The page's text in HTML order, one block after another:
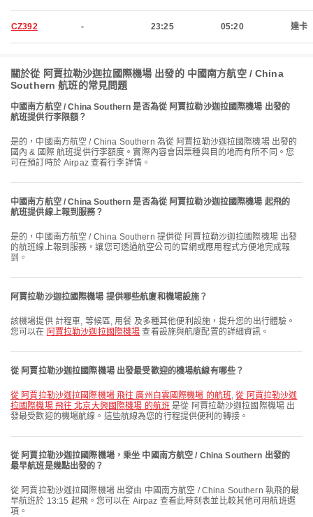
CZ392 - 23:25 05:20 達卡
關於從 阿賈拉勒沙迦拉國際機場 出發的 中國南方航空 / China
Southern 航班的常見問題
中國南方航空 / China Southern 是否為從 阿賈拉勒沙迦拉國際機場 出發的
航班提供行李限額？
是的，中國南方航空 / China Southern 為從 阿賈拉勒沙迦拉國際機場 出發的
國內 & 國際 航班提供行李額度。實際內容會因票種與目的地而有所不同。您
可在預訂時於 Airpaz 查看行李詳情。
中國南方航空 / China Southern 是否為從 阿賈拉勒沙迦拉國際機場 起飛的
航班提供線上報到服務？
是的，中國南方航空 / China Southern 提供從 阿賈拉勒沙迦拉國際機場 出發
的航班線上報到服務，讓您可透過航空公司的官網或應用程式方便地完成報
到。
阿賈拉勒沙迦拉國際機場 提供哪些航廈和機場設施？
該機場提供 計程車, 等候區, 用餐 及多種其他便利設施，提升您的出行體驗。
您可以在 阿賈拉勒沙迦拉國際機場 查看設施與航廈配置的詳細資訊。
從 阿賈拉勒沙迦拉國際機場 出發最受歡迎的機場航線有哪些？
從 阿賈拉勒沙迦拉國際機場 飛往 廣州白雲國際機場 的航班,從 阿賈拉勒沙迦
拉國際機場 飛往 北京大興國際機場 的航班 是從 阿賈拉勒沙迦拉國際機場 出
發最受歡迎的機場航線。這些航線為您的行程提供便利的轉接。
從 阿賈拉勒沙迦拉國際機場，乘坐 中國南方航空 / China Southern 出發的
最早航班是幾點出發的？
從 阿賈拉勒沙迦拉國際機場 出發由 中國南方航空 / China Southern 執飛的最
早航班於 13:15 起飛。您可以在 Airpaz 查看此時刻表並比較其他可用航班選
項。